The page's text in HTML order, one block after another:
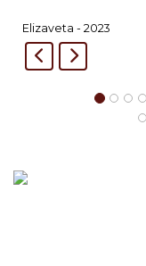
Elizaveta - 2023